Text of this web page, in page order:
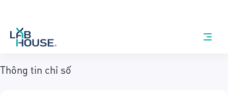
Thông tin chỉ số